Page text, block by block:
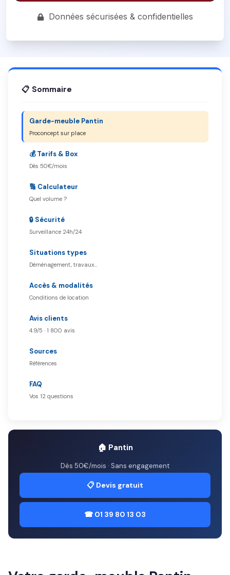
Données sécurisées & confidentielles
📋 Sommaire
Garde-meuble Pantin
Proconcept sur place
💰 Tarifs & Box
Dès 50€/mois
🔢 Calculateur
Quel volume ?
🔒 Sécurité
Surveillance 24h/24
Situations types
Déménagement, travaux…
Accès & modalités
Conditions de location
Avis clients
4.9/5 · 1 800 avis
Sources
Références
FAQ
Vos 12 questions
🏠 Pantin
Dès 50€/mois · Sans engagement
📋 Devis gratuit
☎ 01 39 80 13 03